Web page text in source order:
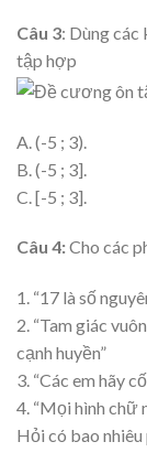
Câu 3: Dùng các
tập hợp
A. (-5 ; 3).
B. (-5 ; 3].
C. [-5 ; 3].
Câu 4:Cho các
1. “17 là số
2. “Tam giác
cạnh huyền”
3. “Các em hãy
4. “Mọi hình
Hỏi có bao